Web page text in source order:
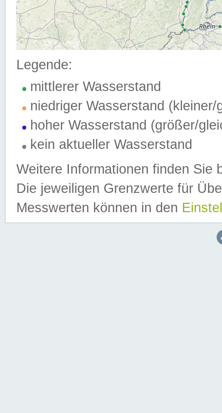
Legende:
mittlerer Wasserstand
niedriger Wasserstand (kleiner/
hoher Wasserstand (größer/
kein aktueller Wasserstand
Weitere Informationen finden Sie
Die jeweiligen Grenzwerte für
Messwerten können in den